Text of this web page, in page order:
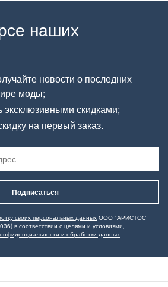
наших
новости о последних
моды;
эксклюзивными скидками;
на первый заказ.
Подписаться
своих персональных данных ООО "АРИСТОС
в соответствии с целями и условиями,
и обработки данных